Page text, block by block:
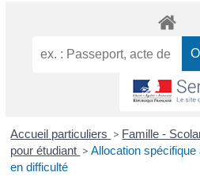
Accueil particuliers > Famille -
pour étudiant > Allocation spécifique
en difficulté